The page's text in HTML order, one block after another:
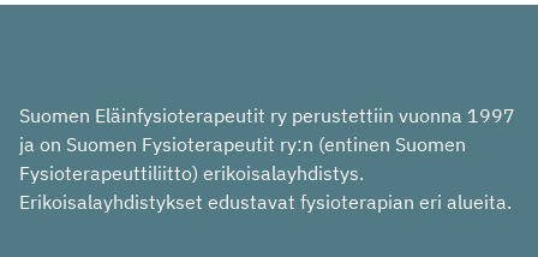
Suomen Eläinfysioterapeutit ry perustettiin vuonna 1997
ja on Suomen Fysioterapeutit ry:n (entinen Suomen
Fysioterapeuttiliitto) erikoisalayhdistys.
Erikoisalayhdistykset edustavat fysioterapian eri alueita.